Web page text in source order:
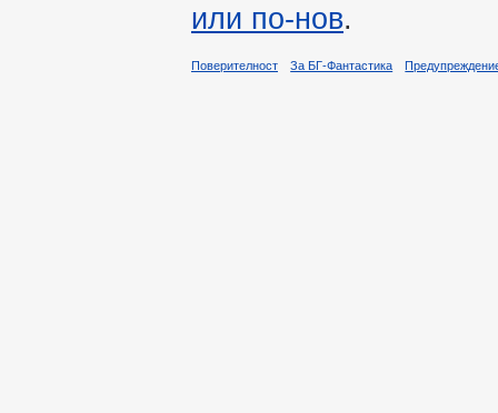
или по-нов.
Поверителност За БГ-Фантастика